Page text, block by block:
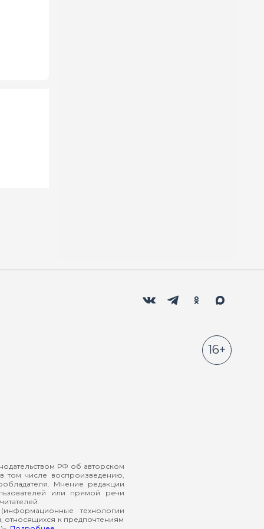
РФ об авторском
числе воспроизведению,
Мнение редакции
или прямой речи
технологии
относящихся к предпочтениям
16+